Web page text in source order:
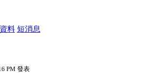
資料 短消息
PM 發表